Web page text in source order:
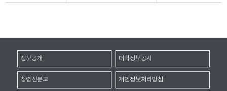
정보공개 대학정보공시
청렴신문고 개인정보처리방침